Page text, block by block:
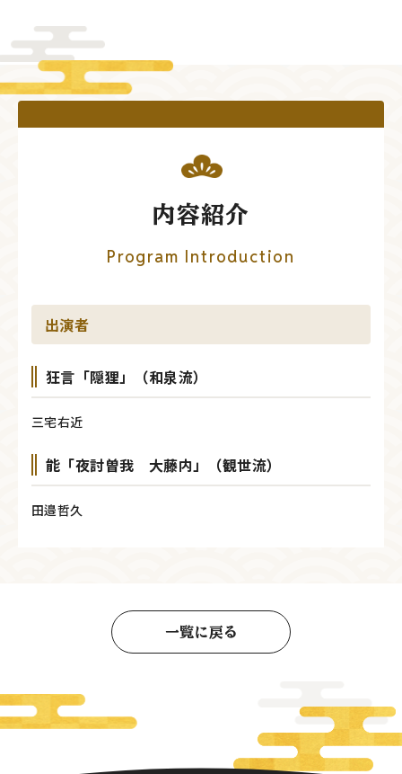
内容紹介
Program Introduction
出演者
狂言「隠狸」（和泉流）
三宅右近
能「夜討曽我 大藤内」（観世流）
田邉哲久
一覧に戻る